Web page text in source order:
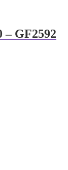
– GF2592